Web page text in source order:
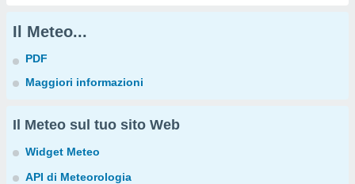
Il Meteo...
PDF
Maggiori informazioni
Il Meteo sul tuo sito Web
Widget Meteo
API di Meteorologia